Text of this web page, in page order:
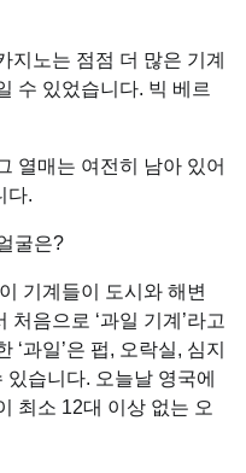
지노는 점점 더 많은 기계
수 있었습니다. 빅 베르
열매는 여전히 남아 있어
다.
굴은?
기계들이 도시와 해변
음으로 ‘과일 기계’라고
과일’은 펍, 오락실, 심지
습니다. 오늘날 영국에
최소 12대 이상 없는 오